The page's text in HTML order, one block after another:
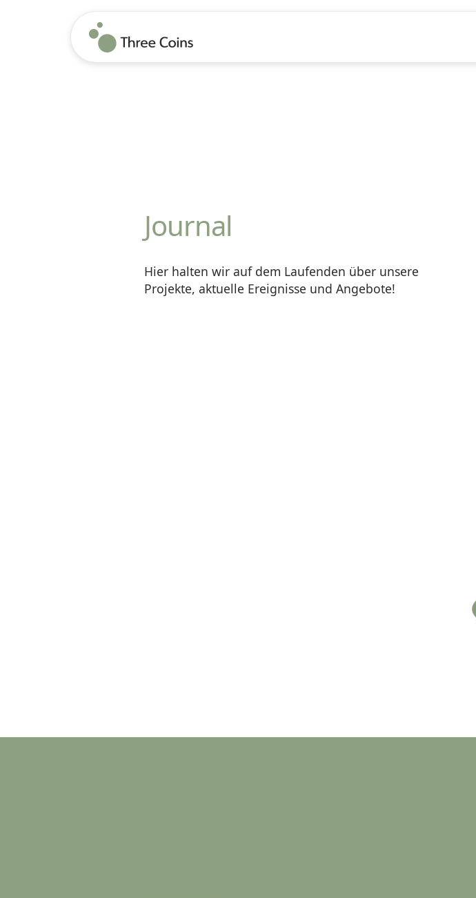
Journal
Hier halten wir auf dem Laufenden über unsere
Projekte, aktuelle Ereignisse und Angebote!